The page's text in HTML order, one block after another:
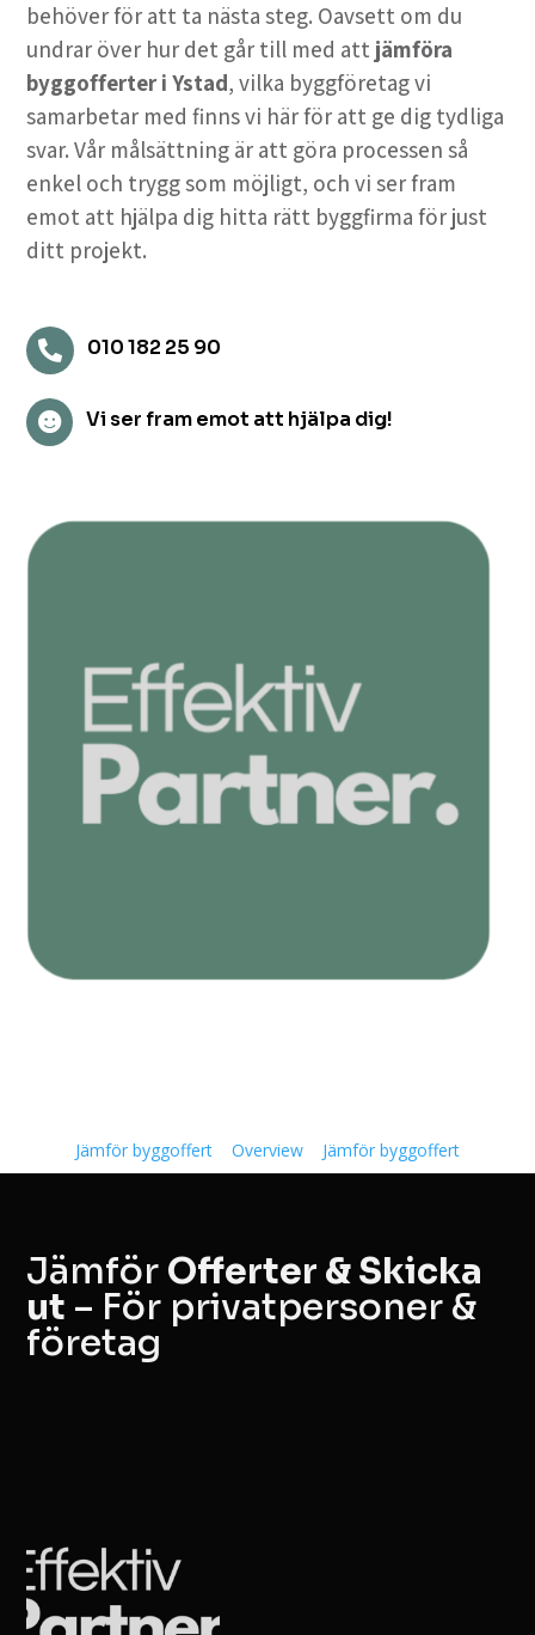
behöver för att ta nästa steg. Oavsett om du
undrar över hur det går till med att jämföra
byggofferter i Ystad, vilka byggföretag vi
samarbetar med finns vi här för att ge dig tydliga
svar. Vår målsättning är att göra processen så
enkel och trygg som möjligt, och vi ser fram
emot att hjälpa dig hitta rätt byggfirma för just
ditt projekt.
 010 182 25 90
 Vi ser fram emot att hjälpa dig!
Jämför byggoffert Overview Jämför byggoffert
Jämför Offerter & Skicka
ut – För privatpersoner &
företag